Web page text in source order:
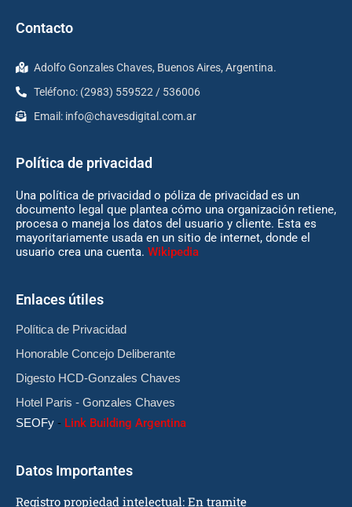
Contacto
Adolfo Gonzales Chaves, Buenos Aires, Argentina.
Teléfono: (2983) 559522 / 536006
Email: info@chavesdigital.com.ar
Política de privacidad
Una política de privacidad o póliza de privacidad es un
documento legal que plantea cómo una organización retiene,
procesa o maneja los datos del usuario y cliente. Esta es
mayoritariamente usada en un sitio de internet, donde el
usuario crea una cuenta. Wikipedia
Enlaces útiles
Política de Privacidad
Honorable Concejo Deliberante
Digesto HCD-Gonzales Chaves
Hotel Paris - Gonzales Chaves
SEOFy - Link Building Argentina
Datos Importantes
Registro propiedad intelectual: En tramite